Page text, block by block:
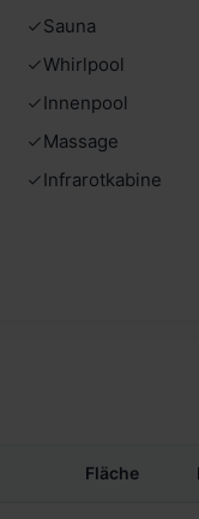
Sauna
Whirlpool
Innenpool
Massage
Infrarotkabine
Fläche